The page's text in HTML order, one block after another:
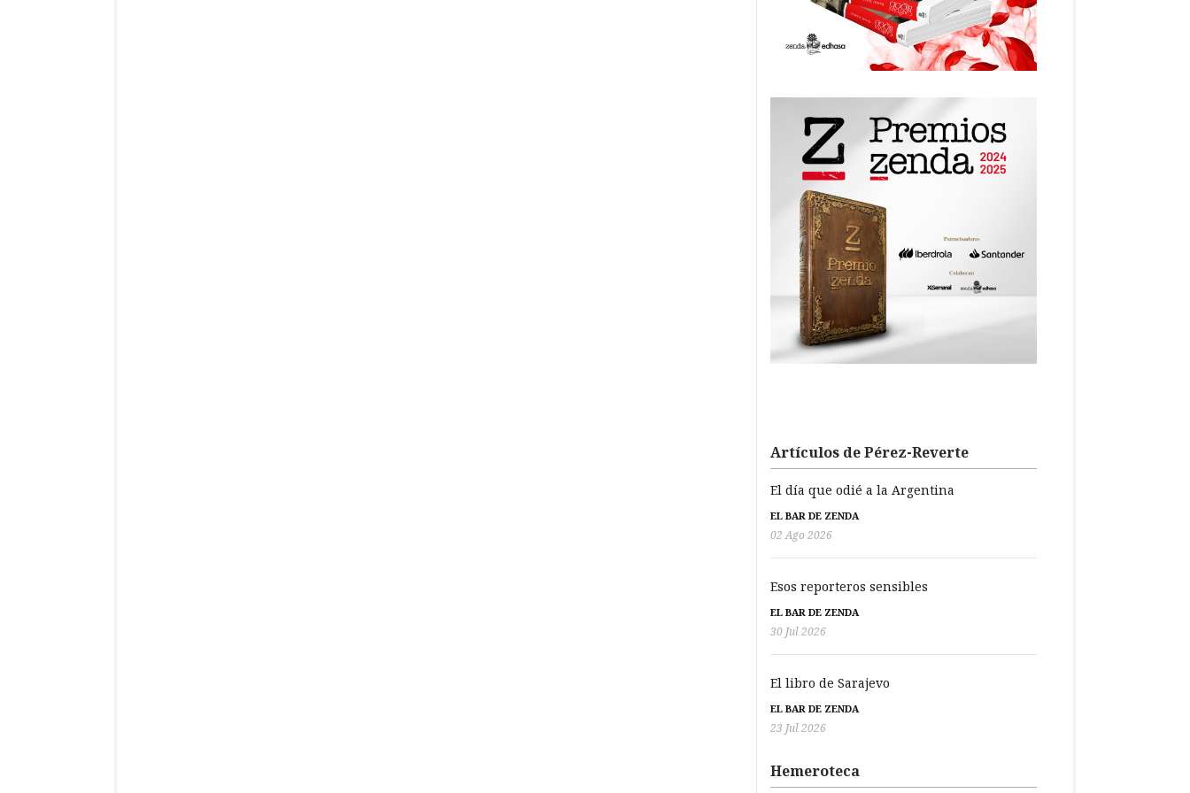
Artículos de Pérez-Reverte
El día que odié a la Argentina
EL BAR DE ZENDA
02 Ago 2026
Esos reporteros sensibles
EL BAR DE ZENDA
30 Jul 2026
El libro de Sarajevo
EL BAR DE ZENDA
23 Jul 2026
Hemeroteca